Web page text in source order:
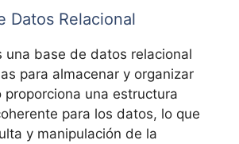
Datos Relacional
una base de datos relacional
para almacenar y organizar
proporciona una estructura
para los datos, lo que
y manipulación de la